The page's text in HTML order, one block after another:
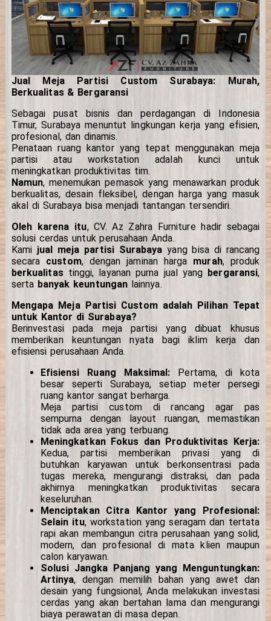
Jual Meja Partisi Custom Surabaya: Murah,
Berkualitas & Bergaransi
Sebagai pusat bisnis dan perdagangan di Indonesia
Timur, Surabaya menuntut lingkungan kerja yang efisien,
profesional, dan dinamis.
Penataan ruang kantor yang tepat menggunakan meja
partisi atau workstation adalah kunci untuk
meningkatkan produktivitas tim.
Namun, menemukan pemasok yang menawarkan produk
berkualitas, desain fleksibel, dengan harga yang masuk
akal di Surabaya bisa menjadi tantangan tersendiri.
Oleh karena itu, CV. Az Zahra Furniture hadir sebagai
solusi cerdas untuk perusahaan Anda.
Kami jual meja partisi Surabaya yang bisa di rancang
secara custom, dengan jaminan harga murah, produk
berkualitastinggi, layanan purna jual yang bergaransi,
serta banyak keuntungan lainnya.
Mengapa Meja Partisi Custom adalah Pilihan Tepat
untuk Kantor di Surabaya?
Berinvestasi pada meja partisi yang dibuat khusus
memberikan keuntungan nyata bagi iklim kerja dan
efisiensi perusahaan Anda.
Efisiensi Ruang Maksimal: Pertama, di kota
besar seperti Surabaya, setiap meter persegi
ruang kantor sangat berharga.
Meja partisi custom di rancang agar pas
sempurna dengan layout ruangan, memastikan
tidak ada area yang terbuang.
Meningkatkan Fokus dan Produktivitas Kerja:
Kedua, partisi memberikan privasi yang di
butuhkan karyawan untuk berkonsentrasi pada
tugas mereka, mengurangi distraksi, dan pada
akhirnya meningkatkan produktivitas secara
keseluruhan.
Menciptakan Citra Kantor yang Profesional:
Selain itu, workstation yang seragam dan tertata
rapi akan membangun citra perusahaan yang solid,
modern, dan profesional di mata klien maupun
calon karyawan.
Solusi Jangka Panjang yang Menguntungkan:
Artinya, dengan memilih bahan yang awet dan
desain yang fungsional, Anda melakukan investasi
cerdas yang akan bertahan lama dan mengurangi
biaya perawatan di masa depan.